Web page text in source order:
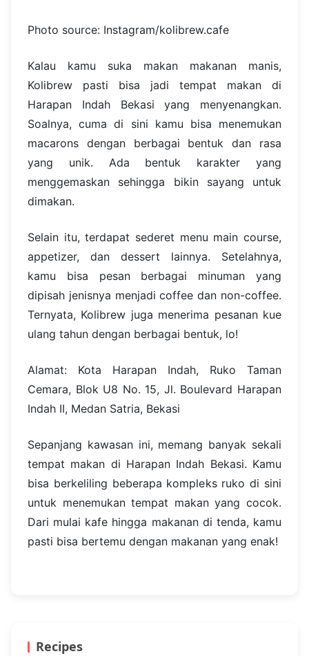
Photo source: Instagram/kolibrew.cafe
Kalau kamu suka makan makanan manis,
Kolibrew pasti bisa jadi tempat makan di
Harapan Indah Bekasi yang menyenangkan.
Soalnya, cuma di sini kamu bisa menemukan
macarons dengan berbagai bentuk dan rasa
yang unik. Ada bentuk karakter yang
menggemaskan sehingga bikin sayang untuk
dimakan.
Selain itu, terdapat sederet menu main course,
appetizer, dan dessert lainnya. Setelahnya,
kamu bisa pesan berbagai minuman yang
dipisah jenisnya menjadi coffee dan non-coffee.
Ternyata, Kolibrew juga menerima pesanan kue
ulang tahun dengan berbagai bentuk, lo!
Alamat: Kota Harapan Indah, Ruko Taman
Cemara, Blok U8 No. 15, Jl. Boulevard Harapan
Indah II, Medan Satria, Bekasi
Sepanjang kawasan ini, memang banyak sekali
tempat makan di Harapan Indah Bekasi. Kamu
bisa berkeliling beberapa kompleks ruko di sini
untuk menemukan tempat makan yang cocok.
Dari mulai kafe hingga makanan di tenda, kamu
pasti bisa bertemu dengan makanan yang enak!
Recipes